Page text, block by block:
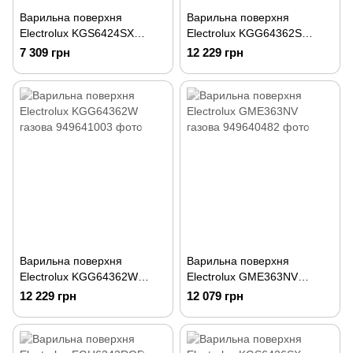
Варильна поверхня
Electrolux KGS6424SX
газова
7 309 грн
Варильна поверхня
Electrolux KGG64362S
газова
12 229 грн
Варильна поверхня
Electrolux KGG64362W
газова
12 229 грн
Варильна поверхня
Electrolux GME363NV
газова
12 079 грн